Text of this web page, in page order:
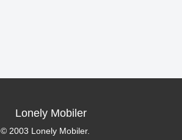
Lonely Mobiler
© 2003 Lonely Mobiler.